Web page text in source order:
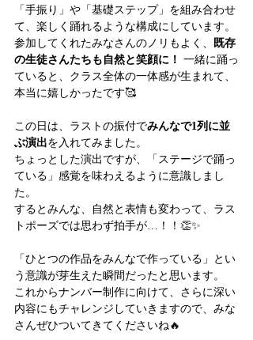
「手振り」や「基礎ステップ」を組み合わせ
て、楽しく踊れるような構成にしています。
参加してくれたみなさんのノリもよく、
既存
の生徒さんたちも自然と笑顔に！ 一緒に踊っ
ていると、クラス全体の一体感が生まれて、
本当に嬉しかったです🥰
この日は、ラストの振付でみんなで1列に並
ぶ演出を入れてみました。
ちょっとした演出ですが、「ステージで踊っ
ている」感覚を味わえるように意識しまし
た。
するとみんな、自然と表情も変わって、ラス
トポーズでは思わず拍手が…！！👏✨
「ひとつの作品をみんなで作っている」とい
う意識が芽生えた瞬間だったと思います。
これからナンバー制作に向けて、さらに深い
内容にもチャレンジしていきますので、みな
さんぜひついてきてくださいね🔥